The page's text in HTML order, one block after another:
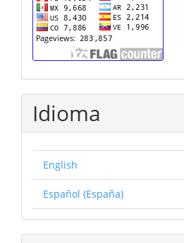
Idioma
English
Español (España)